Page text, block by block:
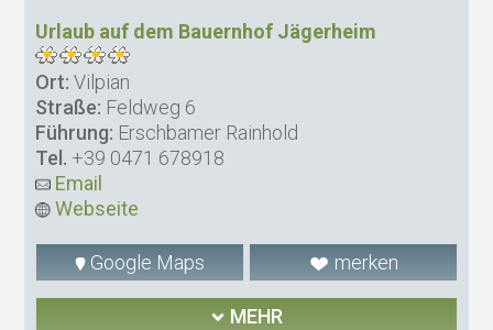
Urlaub auf dem Bauernhof Jägerheim
Ort: Vilpian
Straße: Feldweg 6
Führung: Erschbamer Rainhold
Tel. +39 0471 678918
Email
Webseite
Google Maps merken
MEHR